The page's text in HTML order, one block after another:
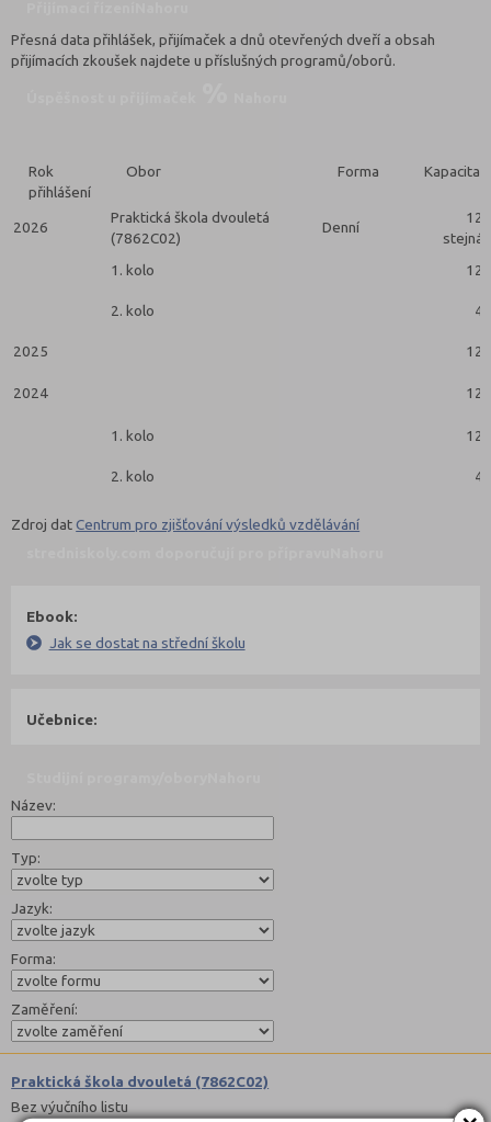
Přesná data přihlášek, přijímaček a dnů otevřených dveří a obsah
přijímacích zkoušek najdete u příslušných programů/oborů.
Rok
přihlášení
Obor Forma Kapacita
2026
Praktická škola dvouletá
(7862C02)
Denní
12
stejná
1. kolo
12
2. kolo 4
2025 12
2024 12
1. kolo 12
2. kolo 4
Zdroj datCentrum pro zjišťování výsledků vzdělávání
Ebook:
Jak se dostat na střední školu
Učebnice:
Název:
Typ:
Jazyk:
Forma:
Zaměření:
Praktická škola dvouletá (7862C02)
Bez výučního listu